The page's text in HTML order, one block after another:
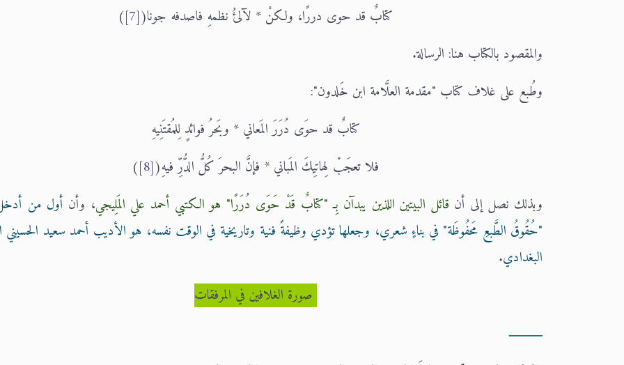
كتابٌ قد حوى دررًا، ولكنْ * لآلئُ نظمهِ فاصدفه جونا([7]
)
والمقصود بالكتاب هنا: الرسالة.
وطُبع على غلاف كتاب "مقدمة العلَّامة ابن خَلدون":
كتابٌ قد حوَى دُرَرَ المَعاني * وبَحرُ فوائدٍ لِلمُقتَنِيهِ
فلا تعجَبْ لِهاتِيكَ المَباني * فإنَّ البحرَ كُلُّ الدُّرِّ فيهِ([8]
)
وبذلك نصل إلى أن قائل البيتين اللذين يبدآن بِـ "كتابٌ قَدْ حَوَى دُرَرًا" هو الكتبي أحمد علي المَلِيجي، وأن أول من
"حُقُوقُ الطَّبعِ مَحفُوظَة" في بناءٍ شعري، وجعلها تؤدي وظيفةً فنية وتاريخية في الوقت نفسه، هو الأديب أحمد سعيد الحسيني
البغدادي.
صورة الغلافين في المرفقات
ــــــــــــ